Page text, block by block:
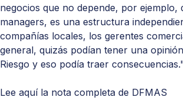
negocios que no depende, por ejemplo,
managers, es una estructura
compañías locales, los gerentes
general, quizás podían tener una
Riesgo y eso podía traer
Lee aquí la nota completa de DFMAS